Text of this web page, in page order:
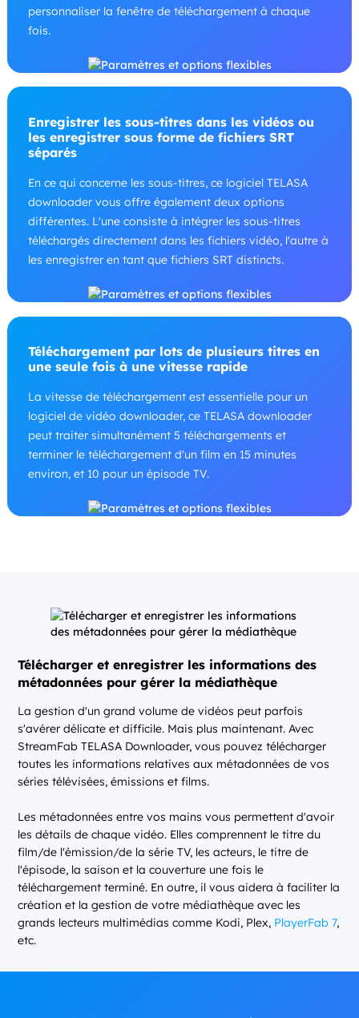
personnaliser la fenêtre de téléchargement à chaque
fois.
Enregistrer les sous-titres dans les vidéos ou
les enregistrer sous forme de fichiers SRT
séparés
En ce qui concerne les sous-titres, ce logiciel TELASA
downloader vous offre également deux options
différentes. L'une consiste à intégrer les sous-titres
téléchargés directement dans les fichiers vidéo, l'autre à
les enregistrer en tant que fichiers SRT distincts.
Téléchargement par lots de plusieurs titres en
une seule fois à une vitesse rapide
La vitesse de téléchargement est essentielle pour un
logiciel de vidéo downloader, ce TELASA downloader
peut traiter simultanément 5 téléchargements et
terminer le téléchargement d'un film en 15 minutes
environ, et 10 pour un épisode TV.
Télécharger et enregistrer les informations des
métadonnées pour gérer la médiathèque
La gestion d'un grand volume de vidéos peut parfois
s'avérer délicate et difficile. Mais plus maintenant. Avec
StreamFab TELASA Downloader, vous pouvez télécharger
toutes les informations relatives aux métadonnées de vos
séries télévisées, émissions et films.
Les métadonnées entre vos mains vous permettent d'avoir
les détails de chaque vidéo. Elles comprennent le titre du
film/de l'émission/de la série TV, les acteurs, le titre de
l'épisode, la saison et la couverture une fois le
téléchargement terminé. En outre, il vous aidera à faciliter la
création et la gestion de votre médiathèque avec les
grands lecteurs multimédias comme Kodi, Plex, PlayerFab 7,
etc.